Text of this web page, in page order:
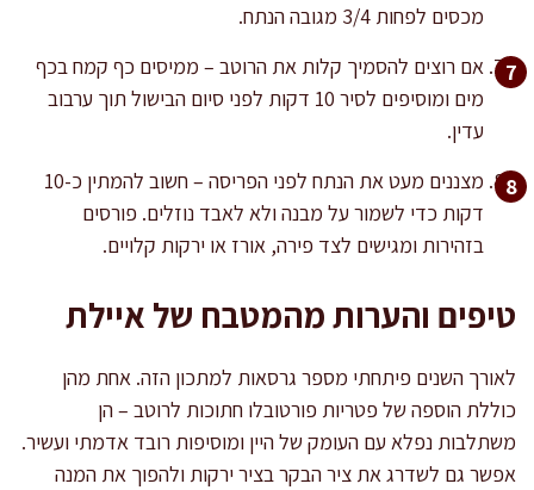
מכסים לפחות 3/4 מגובה הנתח.
אם רוצים להסמיך קלות את הרוטב – ממיסים כף קמח בכף
מים ומוסיפים לסיר 10 דקות לפני סיום הבישול תוך ערבוב
עדין.
מצננים מעט את הנתח לפני הפריסה – חשוב להמתין כ-10
דקות כדי לשמור על מבנה ולא לאבד נוזלים. פורסים
בזהירות ומגישים לצד פירה, אורז או ירקות קלויים.
טיפים והערות מהמטבח של איילת
לאורך השנים פיתחתי מספר גרסאות למתכון הזה. אחת מהן
כוללת הוספה של פטריות פורטובלו חתוכות לרוטב – הן
משתלבות נפלא עם העומק של היין ומוסיפות רובד אדמתי ועשיר.
אפשר גם לשדרג את ציר הבקר בציר ירקות ולהפוך את המנה